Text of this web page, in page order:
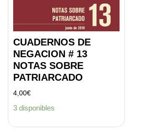
CUADERNOS DE
NEGACION # 13
NOTAS SOBRE
PATRIARCADO
4,00€
3 disponibles